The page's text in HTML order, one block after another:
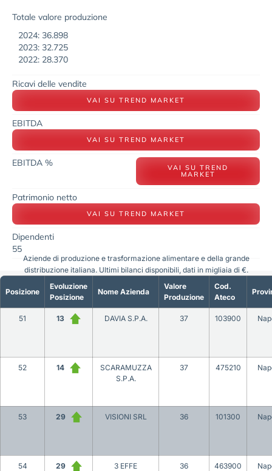
Totale valore produzione
2024: 36.898
2023: 32.725
2022: 28.370
Ricavi delle vendite
VAI SU TREND MARKET
EBITDA
VAI SU TREND MARKET
EBITDA % VAI SU TREND
MARKET
Patrimonio netto
VAI SU TREND MARKET
Dipendenti
55
Posizione
Evoluzione
Posizione
Nome Azienda
Valore
Produzione
Cod.
Ateco
51 13 DAVIA S.P.A. 37 103900
52 14
SCARAMUZZA
S.P.A.
37 475210
53 29 VISIONI SRL 36 101300
54 29
3 EFFE
36 463900
Aziende di produzione e trasformazione alimentare e della grande
distribuzione italiana. Ultimi bilanci disponibili, dati in migliaia di €.